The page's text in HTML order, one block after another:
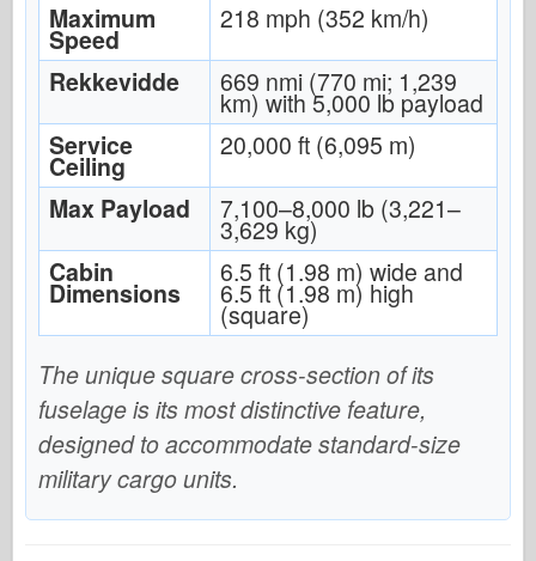
Maximum
Speed
218 mph (352 km/h)
Rekkevidde
669 nmi (770 mi; 1,239
km) with 5,000 lb payload
Service
Ceiling
20,000 ft (6,095 m)
Max Payload
7,100–8,000 lb (3,221–
3,629 kg)
Cabin
Dimensions
6.5 ft (1.98 m) wide and
6.5 ft (1.98 m) high
(square)
The unique square cross-section of its
fuselage is its most distinctive feature,
designed to accommodate standard-size
military cargo units.